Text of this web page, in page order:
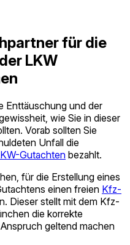
für die
LKW
Enttäuschung und der
wie Sie in dieser
Vorab sollten Sie
Unfall die
Gutachten bezahlt.
für die Erstellung eines
einen freien Kfz-
Dieser stellt mit dem Kfz-
die korrekte
geltend machen